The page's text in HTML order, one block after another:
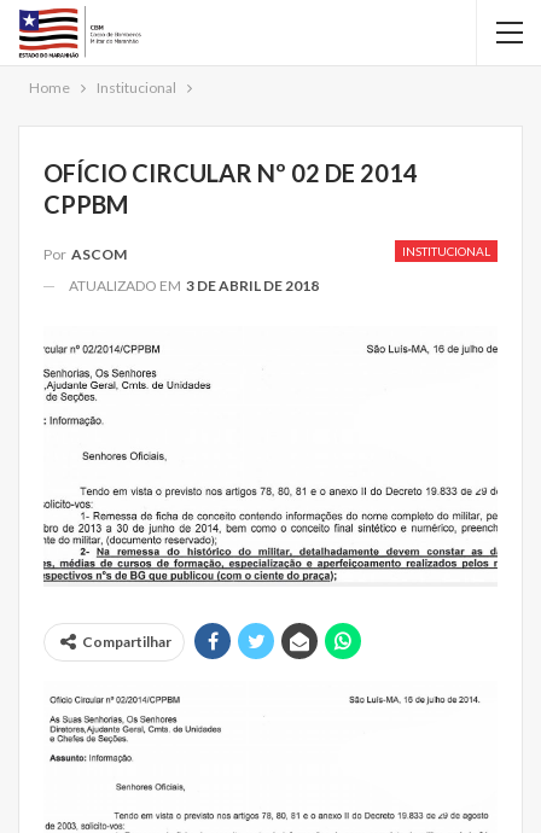
Home Institucional
OFÍCIO CIRCULAR Nº 02 DE 2014
CPPBM
INSTITUCIONAL
Por ASCOM
ATUALIZADO EM 3 DE ABRIL DE 2018
Compartilhar